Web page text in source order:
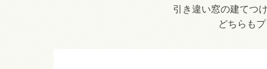
引き違い窓の建てつ
どちらも